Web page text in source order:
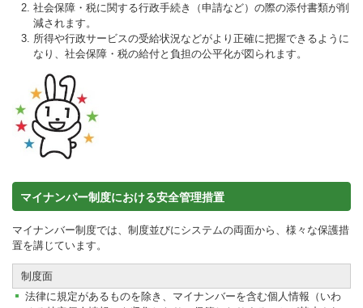
社会保障・税に関する行政手続き（申請など）の際の添付書類が削
減されます。
所得や行政サービスの受給状況などがより正確に把握できるように
なり、社会保障・税の給付と負担の公平化が図られます。
マイナンバー制度における安全管理措置
マイナンバー制度では、制度並びにシステムの両面から、様々な保護措
置を講じています。
制度面
法律に規定があるものを除き、マイナンバーを含む個人情報（いわ